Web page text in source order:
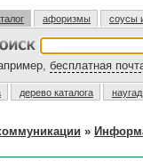
афоризмы соусы
бесплатная
дерево каталога наугад!
»